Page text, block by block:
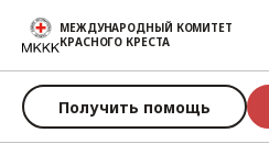
Перейти к основному содержанию
МЕЖДУНАРОДНЫЙ КОМИТЕТ
КРАСНОГО КРЕСТА
Получить помощь